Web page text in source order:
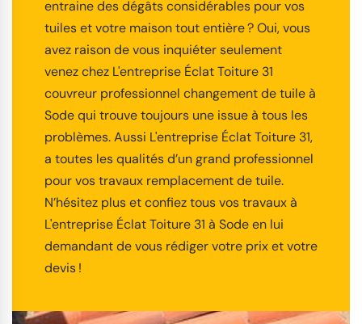
entraine des dégâts considérables pour vos
tuiles et votre maison tout entière ? Oui, vous
avez raison de vous inquiéter seulement
venez chez L'entreprise Éclat Toiture 31
couvreur professionnel changement de tuile à
Sode qui trouve toujours une issue à tous les
problèmes. Aussi L'entreprise Éclat Toiture 31,
a toutes les qualités d’un grand professionnel
pour vos travaux remplacement de tuile.
N’hésitez plus et confiez tous vos travaux à
L'entreprise Éclat Toiture 31 à Sode en lui
demandant de vous rédiger votre prix et votre
devis !